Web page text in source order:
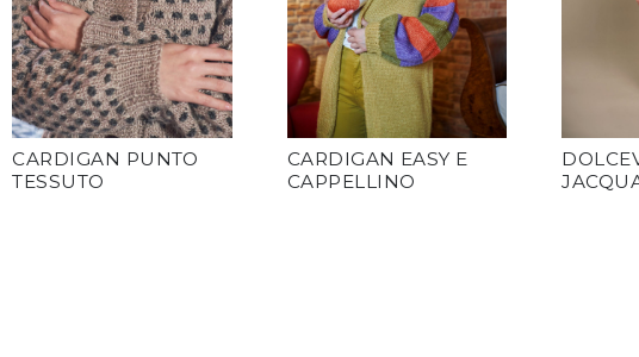
CARDIGAN PUNTO
TESSUTO
CARDIGAN EASY E
CAPPELLINO